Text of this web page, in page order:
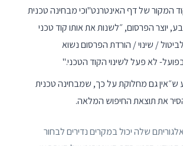
המקור של דף האינטרנט"וכי מבחינה טכנית
יוצר הפרסום, ״לשנות את אותו קוד טכני
/ שינוי / הורדת הפרסום נשוא
לא פעל לשינוי הקוד הטכני."
ש״אין גם מחלוקת על כך, שמבחינה טכנית
את תוצאת החיפוש המלאה.
שלה יכול במקרים נדירים לבחור